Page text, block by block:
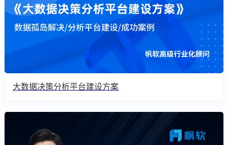
大数据决策分析平台建设方案